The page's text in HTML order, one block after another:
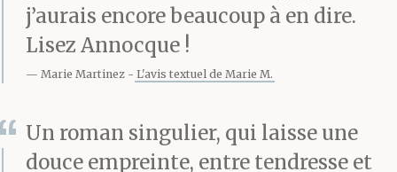
j’aurais encore beaucoup à en dire.
Lisez Annocque !
Marie Martinez L'avis textuel de Marie M.
Un roman singulier, qui laisse une
douce empreinte, entre tendresse et